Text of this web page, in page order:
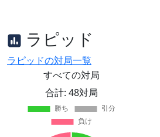
ラピッド
ラピッドの対局一覧
すべての対局
合計: 48対局